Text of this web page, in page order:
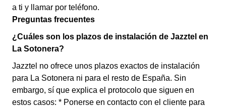
a ti y llamar por teléfono.
Preguntas frecuentes
¿Cuáles son los plazos de instalación de Jazztel en
La Sotonera?
Jazztel no ofrece unos plazos exactos de instalación
para La Sotonera ni para el resto de España. Sin
embargo, sí que explica el protocolo que siguen en
estos casos: * Ponerse en contacto con el cliente para